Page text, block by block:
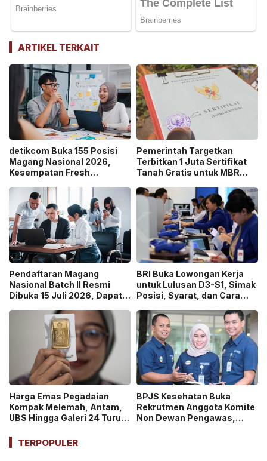
ARTIKEL TERKAIT
detikcom Buka 155 Posisi
Magang Nasional 2026,
Kesempatan Fresh
Media Digital!
Pemerintah Targetkan
Terbitkan 1 Juta Sertifikat
Tanah Gratis untuk MBR
Pendaftaran Magang
Nasional Batch II Resmi
Dibuka 15 Juli 2026, Dapat
BRI Buka Lowongan Kerja
untuk Lulusan D3-S1, Simak
Posisi, Syarat, dan Cara
Harga Emas Pegadaian
Kompak Melemah, Antam,
UBS Hingga Galeri 24 Turun
BPJS Kesehatan Buka
Rekrutmen Anggota Komite
Non Dewan Pengawas,
TERPOPULER